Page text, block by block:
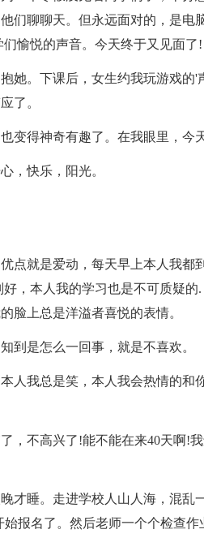
们聊聊天。但永远面对的，是电
愉悦的声音。今天终于又见面了!
。下课后，女生约我玩游戏的'
了。
得神奇有趣了。在我眼里，今天
快乐，阳光。
就是爱动，每天早上本人我都
，本人我的学习也是不可质疑的
脸上总是洋溢者喜悦的表情。
是怎么一回事，就是不喜欢。
我总是笑，本人我会热情的和
不高兴了!能不能在来40天啊!
睡。走进学校人山人海，混乱
报名了。然后老师一个个检查作